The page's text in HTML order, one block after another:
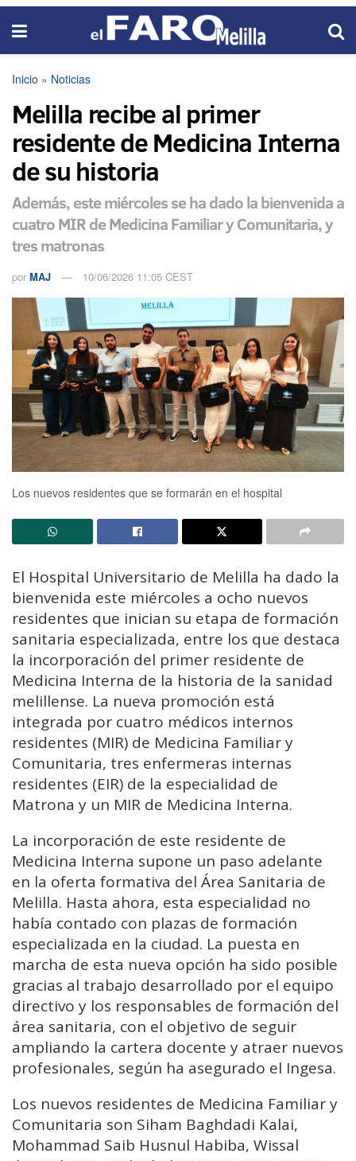
Inicio » Noticias
Melilla recibe al primer
residente de Medicina Interna
de su historia
Además, este miércoles se ha dado la bienvenida a
cuatro MIR de Medicina Familiar y Comunitaria, y
tres matronas
por MAJ 10/06/2026 11:05 CEST
Los nuevos residentes que se formarán en el hospital
El Hospital Universitario de Melilla ha dado la
bienvenida este miércoles a ocho nuevos
residentes que inician su etapa de formación
sanitaria especializada, entre los que destaca
la incorporación del primer residente de
Medicina Interna de la historia de la sanidad
melillense. La nueva promoción está
integrada por cuatro médicos internos
residentes (MIR) de Medicina Familiar y
Comunitaria, tres enfermeras internas
residentes (EIR) de la especialidad de
Matrona y un MIR de Medicina Interna.
La incorporación de este residente de
Medicina Interna supone un paso adelante
en la oferta formativa del Área Sanitaria de
Melilla. Hasta ahora, esta especialidad no
había contado con plazas de formación
especializada en la ciudad. La puesta en
marcha de esta nueva opción ha sido posible
gracias al trabajo desarrollado por el equipo
directivo y los responsables de formación del
área sanitaria, con el objetivo de seguir
ampliando la cartera docente y atraer nuevos
profesionales, según ha asegurado el Ingesa.
Los nuevos residentes de Medicina Familiar y
Comunitaria son Siham Baghdadi Kalai,
Mohammad Saib Husnul Habiba, Wissal